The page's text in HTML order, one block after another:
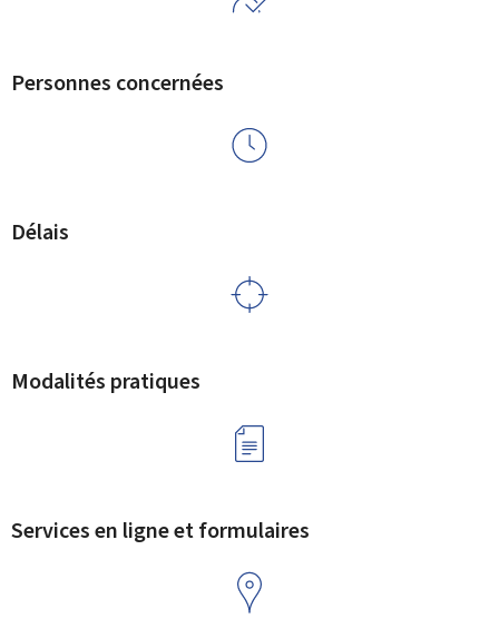
Personnes concernées
Délais
Modalités pratiques
Services en ligne et formulaires